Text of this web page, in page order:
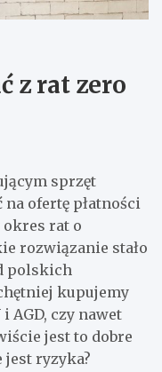
z rat zero
sprzęt
ofertę płatności
okres rat o
rozwiązanie stało
polskich
kupujemy
AGD, czy nawet
jest to dobre
ryzyka?